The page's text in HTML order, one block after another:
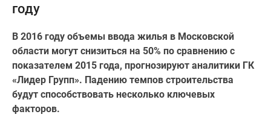
карте
предложения
Коммерческие
помещения
Продавцы
застройщики
году
В 2016 году объемы ввода жилья в Московской
области могут снизиться на 50% по сравнению с
показателем 2015 года, прогнозируют аналитики ГК
«Лидер Групп». Падению темпов строительства
будут способствовать несколько ключевых
факторов.